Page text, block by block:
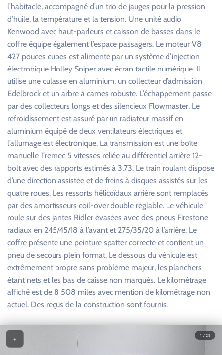
l’habitacle, accompagné d’un trio de jauges pour la pression
d’huile, la température et la tension. Une unité audio
Kenwood avec haut-parleurs et caisson de basses dans le
coffre équipe également l’espace passagers. Le moteur V8
427 pouces cubes est alimenté par un système d’injection
électronique Holley Sniper avec écran tactile numérique. Il
utilise une culasse en aluminium, un collecteur d’admission
Edelbrock et un arbre à cames robuste. L’échappement passe
par des collecteurs longs et des silencieux Flowmaster. Le
refroidissement est assuré par un radiateur massif en
aluminium équipé de deux ventilateurs électriques et
l’allumage est électronique. La transmission est une boîte
manuelle Tremec 5 vitesses reliée au différentiel arrière 12-
bolt avec des rapports estimés à 3,73. Le train roulant dispose
d’une direction assistée et de freins à disques assistés sur les
quatre roues. Les ressorts hélicoïdaux arrière sont remplacés
par des amortisseurs coil-over double réglable. Le véhicule
roule sur des jantes Ridler évasées avec des pneus Firestone
radiaux en 245/45/18 à l’avant et 275/35/20 à l’arrière. Le
coffre présente une peinture spatter correcte et contient un
pneu de secours plein format. Le dessous du véhicule est
extrêmement propre sans problème majeur, les planchers
étant nets et les bas de caisse non marqués. Le kilométrage
affiché est de 8 508 miles avec mention de kilométrage non
actuel. Des reçus de la construction sont fournis.
1 / 29
+